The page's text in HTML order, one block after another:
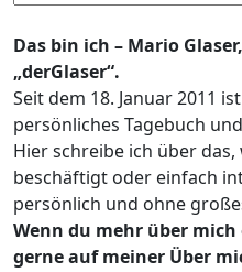
Das bin ich – Mario
„derGlaser“.
Seit dem 18. Januar 2011
persönliches Tagebuch
Hier schreibe ich über
beschäftigt oder einfach
persönlich und ohne
Wenn du mehr über
gerne auf meiner Über